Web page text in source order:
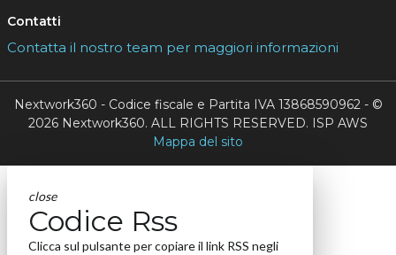
Contatti
Contatta il nostro team per maggiori informazioni
Nextwork360 - Codice fiscale e Partita IVA 13868590962 - ©
2026 Nextwork360. ALL RIGHTS RESERVED. ISP AWS
Mappa del sito
close
Codice Rss
Clicca sul pulsante per copiare il link RSS negli